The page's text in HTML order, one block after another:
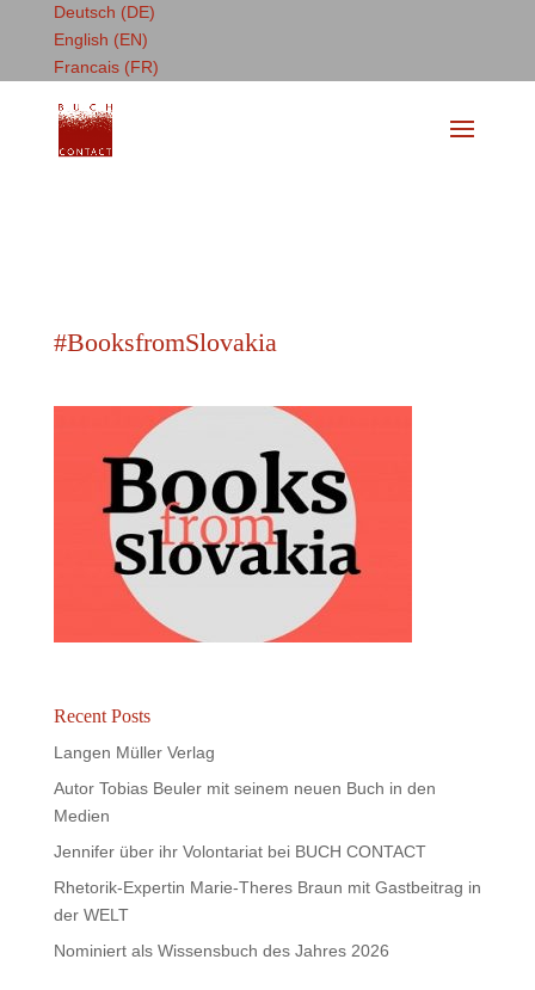
Deutsch (DE)
English (EN)
Francais (FR)
#BooksfromSlovakia
Recent Posts
Langen Müller Verlag
Autor Tobias Beuler mit seinem neuen Buch in den
Medien
Jennifer über ihr Volontariat bei BUCH CONTACT
Rhetorik-Expertin Marie-Theres Braun mit Gastbeitrag in
der WELT
Nominiert als Wissensbuch des Jahres 2026